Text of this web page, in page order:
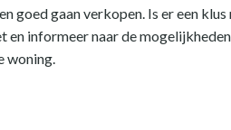
goed gaan verkopen. Is er een
en informeer naar de
woning.